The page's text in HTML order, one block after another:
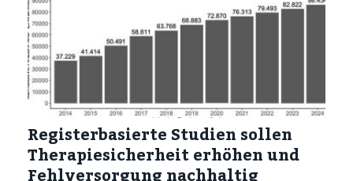
Registerbasierte Studien sollen
Therapiesicherheit erhöhen und
Fehlversorgung nachhaltig